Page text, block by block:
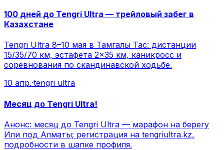
100 дней до Tengri Ultra — трейловый забег в
Казахстане
Tengri Ultra 8–10 мая в Тамгалы Тас: дистанции
15/35/70 км, эстафета 2×35 км, каникросс и
соревнования по скандинавской ходьбе.
10 апр.·tengri ultra
Месяц до Tengri Ultra!
Анонс: месяц до Tengri Ultra — марафон на берегу
Или под Алматы; регистрация на tengriultra.kz,
подробности в шапке профиля.